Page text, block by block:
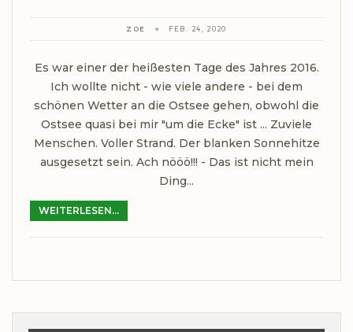
ZOE FEB. 24, 2020
Es war einer der heißesten Tage des Jahres 2016.
Ich wollte nicht - wie viele andere - bei dem
schönen Wetter an die Ostsee gehen, obwohl die
Ostsee quasi bei mir "um die Ecke" ist ... Zuviele
Menschen. Voller Strand. Der blanken Sonnehitze
ausgesetzt sein. Ach nööö!!! - Das ist nicht mein
Ding...
WEITERLESEN...